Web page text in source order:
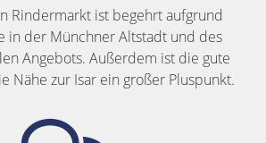
Rindermarkt ist begehrt aufgrund
in der Münchner Altstadt und des
Angebots. Außerdem ist die gute
Nähe zur Isar ein großer Pluspunkt.